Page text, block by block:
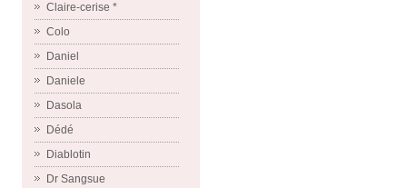
Claire-cerise *
Colo
Daniel
Daniele
Dasola
Dédé
Diablotin
Dr Sangsue